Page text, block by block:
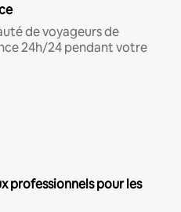
de voyageurs de
24h/24 pendant votre
professionnels pour les